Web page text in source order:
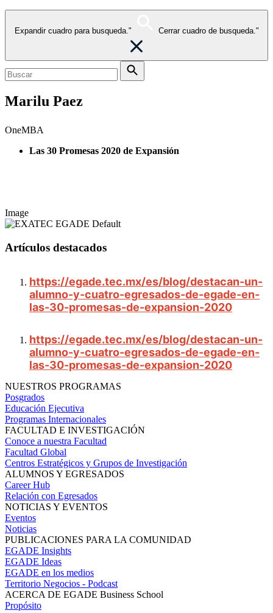
Expandir cuadro para busqueda." Cerrar cuadro de busqueda."
Marilu Paez
OneMBA
Las 30 Promesas 2020 de Expansión
Image
Artículos destacados
https://egade.tec.mx/es/blog/destacan-un-
alumno-y-cuatro-egresados-de-egade-en-
las-30-promesas-de-expansion-2020
https://egade.tec.mx/es/blog/destacan-un-
alumno-y-cuatro-egresados-de-egade-en-
las-30-promesas-de-expansion-2020
NUESTROS PROGRAMAS
Posgrados
Educación Ejecutiva
Programas Internacionales
FACULTAD E INVESTIGACIÓN
Conoce a nuestra Facultad
Facultad Global
Centros Estratégicos y Grupos de Investigación
ALUMNOS Y EGRESADOS
Career Hub
Relación con Egresados
NOTICIAS Y EVENTOS
Eventos
Noticias
PUBLICACIONES PARA LA COMUNIDAD
EGADE Insights
EGADE Ideas
EGADE en los medios
Territorio Negocios - Podcast
ACERCA DE EGADE Business School
Propósito